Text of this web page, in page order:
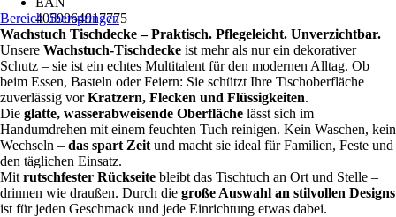
4059064917775
Bereich überspringen
Wachstuch Tischdecke – Praktisch. Pflegeleicht. Unverzichtbar.
Unsere Wachstuch-Tischdecke ist mehr als nur ein dekorativer
Schutz – sie ist ein echtes Multitalent für den modernen Alltag. Ob
beim Essen, Basteln oder Feiern: Sie schützt Ihre Tischoberfläche
zuverlässig vorKratzern, Flecken und Flüssigkeiten.
Die glatte, wasserabweisende Oberfläche lässt sich im
Handumdrehen mit einem feuchten Tuch reinigen. Kein Waschen, kein
Wechseln – das spart Zeit und macht sie ideal für Familien, Feste und
den täglichen Einsatz.
Mit rutschfester Rückseite bleibt das Tischtuch an Ort und Stelle –
drinnen wie draußen. Durch die große Auswahl an stilvollen Designs
ist für jeden Geschmack und jede Einrichtung etwas dabei.